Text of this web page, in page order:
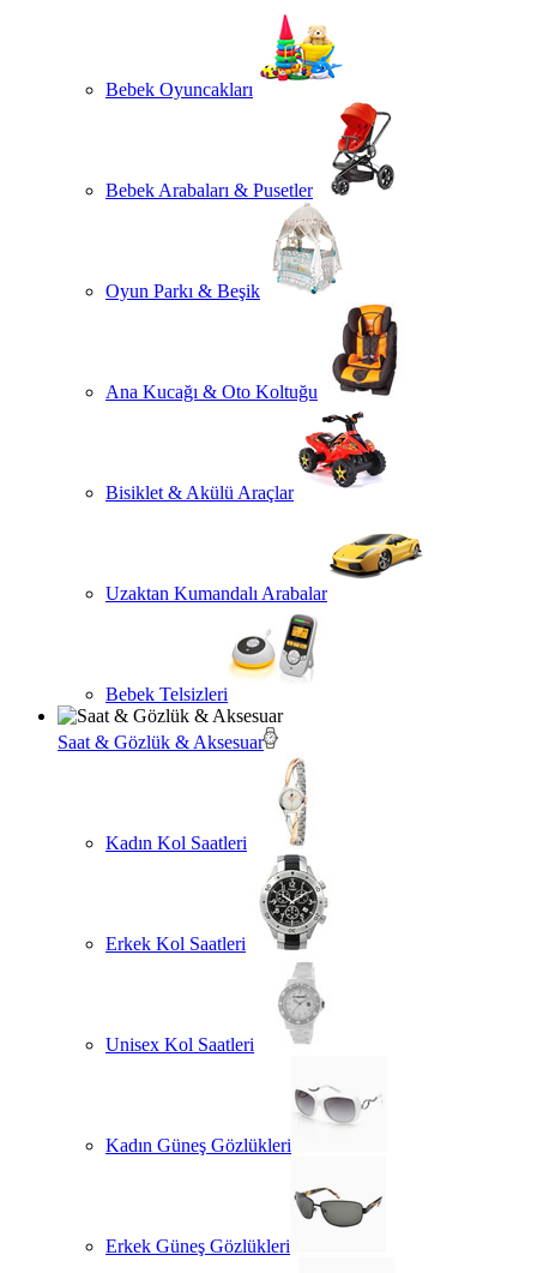
Bebek Oyuncakları
Bebek Arabaları & Pusetler
Oyun Parkı & Beşik
Ana Kucağı & Oto Koltuğu
Bisiklet & Akülü Araçlar
Uzaktan Kumandalı Arabalar
Bebek Telsizleri
Saat & Gözlük & Aksesuar
Kadın Kol Saatleri
Erkek Kol Saatleri
Unisex Kol Saatleri
Kadın Güneş Gözlükleri
Erkek Güneş Gözlükleri